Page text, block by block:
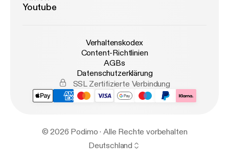
Youtube
Verhaltenskodex
Content-Richtlinien
AGBs
Datenschutzerklärung
SSL Zertifizierte Verbindung
© 2026 Podimo · Alle Rechte vorbehalten
Deutschland